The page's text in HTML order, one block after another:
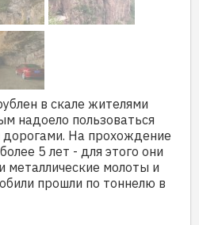
в скале жителями
надоело пользоваться
На прохождение
5 лет - для этого они
металлические молоты и
прошли по тоннелю в